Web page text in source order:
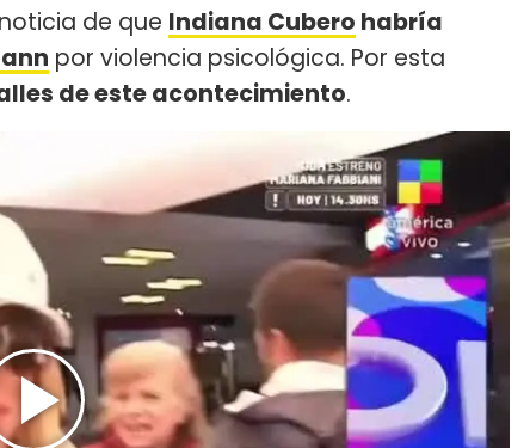
de que Indiana Cubero habría
por violencia psicológica. Por esta
de este acontecimiento.